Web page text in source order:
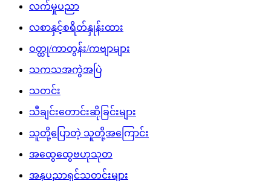
လက်မှုပညာ
လစာနှင့်စရိတ်နှုန်းထား
ဝတ္ထု/ကာတွန်း/ကဗျာများ
သကသအကွဲအပြဲ
သတင်း
သီချင်းတောင်းဆိုခြင်းများ
သူတို့ပြောတဲ့ သူတို့အကြောင်း
အထွေထွေဗဟုသုတ
အနုပညာရှင်သတင်းများ